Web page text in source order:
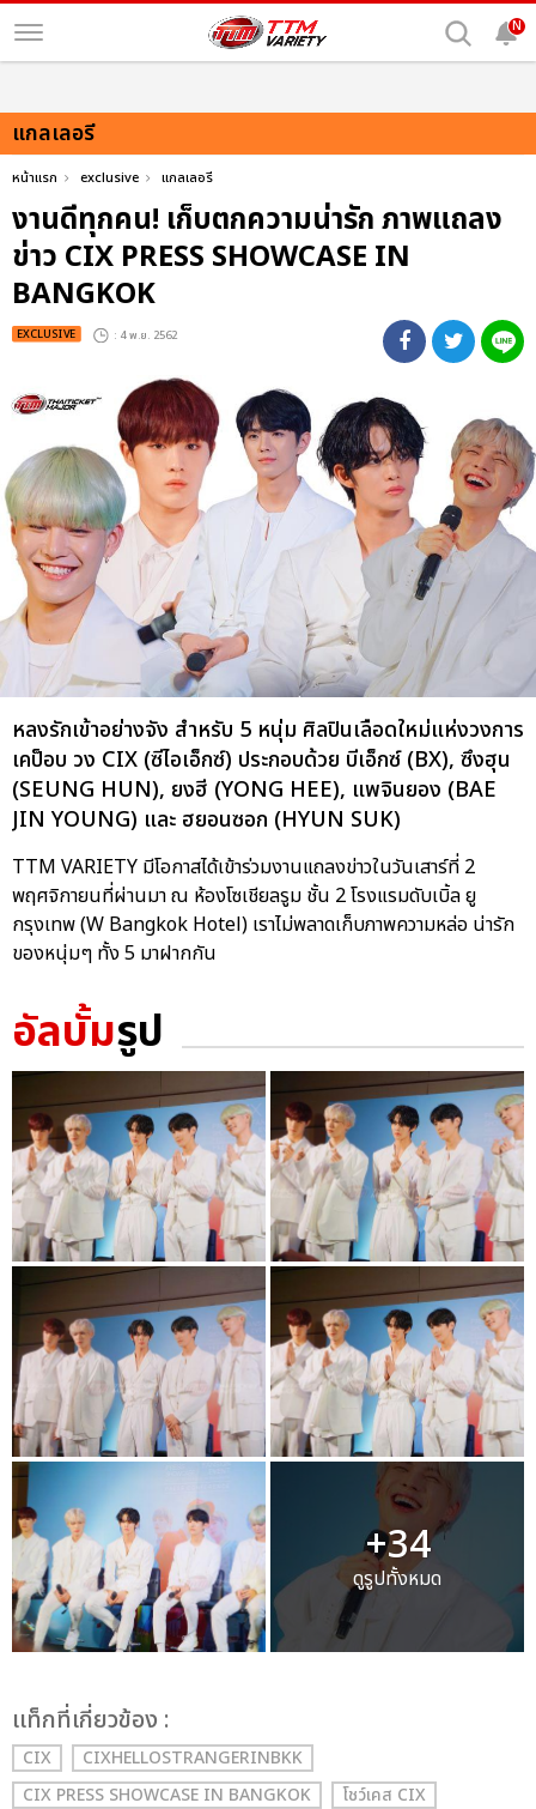
N
แกลเลอรี
หน้าแรก exclusive แกลเลอรี
งานดีทุกคน! เก็บตกความน่ารัก ภาพแถลง
ข่าว CIX PRESS SHOWCASE IN
BANGKOK
EXCLUSIVE : 4 พ.ย. 2562
หลงรักเข้าอย่างจัง สำหรับ 5 หนุ่ม ศิลปินเลือดใหม่แห่งวงการ
เคป็อบ วง CIX (ซีไอเอ็กซ์) ประกอบด้วย บีเอ็กซ์ (BX), ซึงฮุน
(SEUNG HUN), ยงฮี (YONG HEE), แพจินยอง (BAE
JIN YOUNG) และ ฮยอนซอก (HYUN SUK)
TTM VARIETY มีโอกาสได้เข้าร่วมงานแถลงข่าวในวันเสาร์ที่ 2
พฤศจิกายนที่ผ่านมา ณ ห้องโซเชียลรูม ชั้น 2 โรงแรมดับเบิ้ล ยู
กรุงเทพ (W Bangkok Hotel) เราไม่พลาดเก็บภาพความหล่อ น่ารัก
ของหนุ่มๆ ทั้ง 5 มาฝากกัน
อัลบั้มรูป
+34
ดูรูปทั้งหมด
เเท็กที่เกี่ยวข้อง :
CIX
CIXHELLOSTRANGERINBKK
CIX PRESS SHOWCASE IN BANGKOK
โชว์เคส CIX